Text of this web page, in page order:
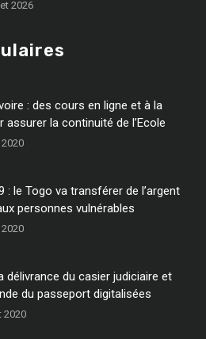
2026
: des cours en ligne et à la
assurer la continuité de l’Ecole
: le Togo va transférer de l’argent
personnes vulnérables
2020
délivrance du casier judiciaire et
du passeport digitalisées
2020